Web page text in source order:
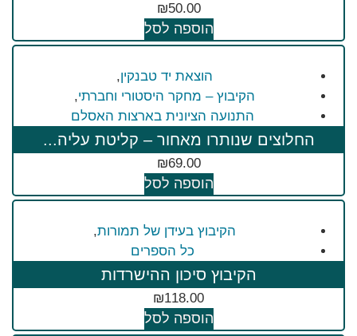
₪50.00
הוספה לסל
הוצאת יד טבנקין,
הקיבוץ – מחקר היסטורי וחברתי,
התנועה הציונית בארצות האסלם
החלוצים שנותרו מאחור – קליטת עליה...
₪69.00
הוספה לסל
הקיבוץ בעידן של תמורות,
כל הספרים
הקיבוץ סיכון ההישרדות
₪118.00
הוספה לסל